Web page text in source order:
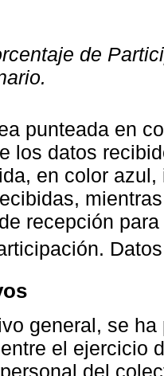
de
punteada en
los datos
en color
recepción
general, se
el ejercicio
del